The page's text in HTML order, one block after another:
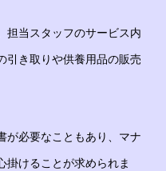
担当スタッフのサービス内
引き取りや供養用品の販売
が必要なこともあり、マナ
掛けることが求められま